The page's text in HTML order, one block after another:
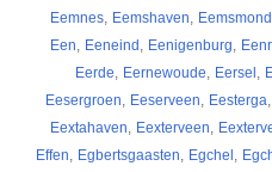
Eemnes Eemshaven Eemsmond
Een
Eeneind Eenigenburg
Eerde
Eernewoude Eersel
Eesergroen
Eeserveen Eesterga
Eextahaven
Eexterveen
Effen
Egbertsgaasten Egchel